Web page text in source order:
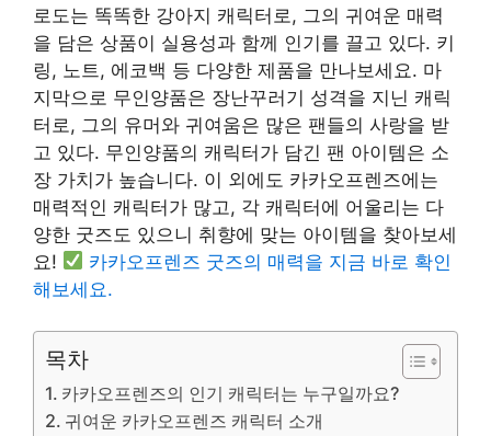
로도는 똑똑한 강아지 캐릭터로, 그의 귀여운 매력
을 담은 상품이 실용성과 함께 인기를 끌고 있다. 키
링, 노트, 에코백 등 다양한 제품을 만나보세요. 마
지막으로 무인양품은 장난꾸러기 성격을 지닌 캐릭
터로, 그의 유머와 귀여움은 많은 팬들의 사랑을 받
고 있다. 무인양품의 캐릭터가 담긴 팬 아이템은 소
장 가치가 높습니다. 이 외에도 카카오프렌즈에는
매력적인 캐릭터가 많고, 각 캐릭터에 어울리는 다
양한 굿즈도 있으니 취향에 맞는 아이템을 찾아보세
요!
카카오프렌즈 굿즈의 매력을 지금 바로 확인
해보세요.
목차
카카오프렌즈의 인기 캐릭터는 누구일까요?
귀여운 카카오프렌즈 캐릭터 소개